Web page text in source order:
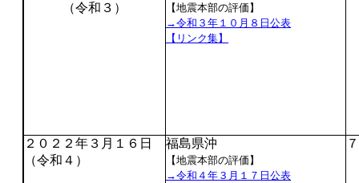
（令和３）
【地震本部の評価】
→令和３年１０月８日公表
【リンク集】
２０２２年３月１６日
（令和４）
福島県沖
【地震本部の評価】
→令和４年３月１７日公表